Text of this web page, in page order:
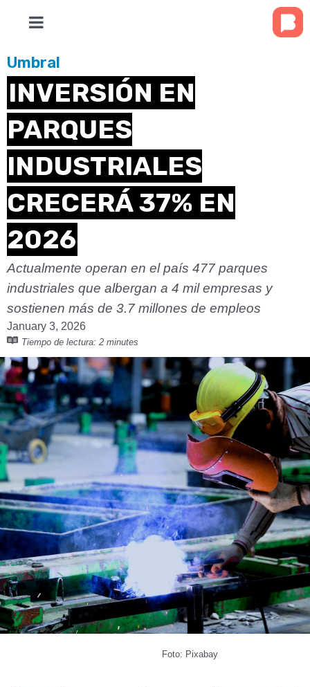
Umbral
INVERSIÓN EN
PARQUES
INDUSTRIALES
CRECERÁ 37% EN
2026
Actualmente operan en el país 477 parques
industriales que albergan a 4 mil empresas y
sostienen más de 3.7 millones de empleos
January 3, 2026
Tiempo de lectura: 2 minutes
Foto: Pixabay